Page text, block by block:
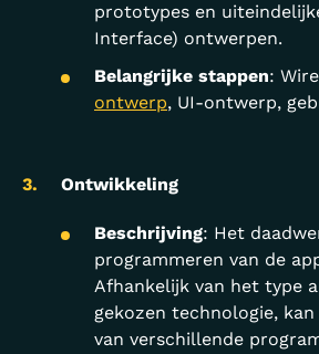
prototypes en
Interface) ontwerpen.
Belangrijke stappen:
ontwerp, UI-ontwerp,
Ontwikkeling
Beschrijving: Het
programmeren van de
Afhankelijk van het type
gekozen technologie,
van verschillende